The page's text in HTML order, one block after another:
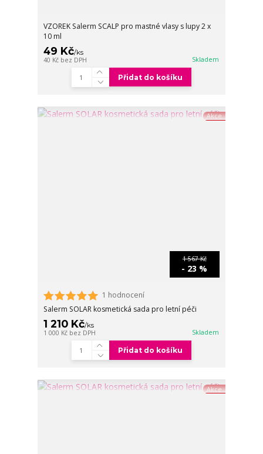
VZOREK Salerm SCALP pro mastné vlasy s lupy 2 x
10 ml
49 Kč/ks
40 Kč bez DPH Skladem
Přidat do košíku
Akce
1 567 Kč
- 23 %
1 hodnocení
Salerm SOLAR kosmetická sada pro letní péči
1 210 Kč/ks
1 000 Kč bez DPH Skladem
Přidat do košíku
Akce